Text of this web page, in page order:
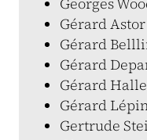
Gérard Astor
Gérard
Gérard
Gérard
Gérard
Gertrude